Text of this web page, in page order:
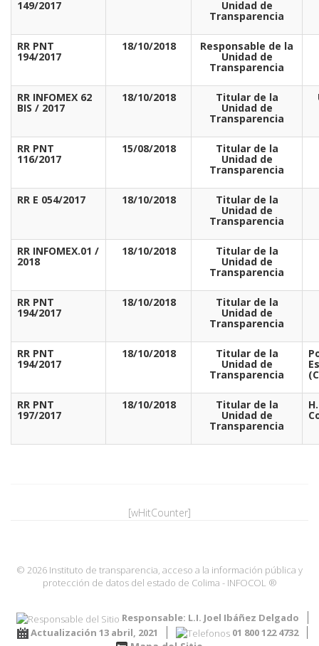
149/2017 Unidad de
Transparencia
RR PNT
194/2017
18/10/2018 Responsable de la
Unidad de
Transparencia
RR INFOMEX 62
BIS / 2017
18/10/2018 Titular de la
Unidad de
Transparencia
RR PNT
116/2017
15/08/2018 Titular de la
Unidad de
Transparencia
RR E 054/2017 18/10/2018 Titular de la
Unidad de
Transparencia
RR INFOMEX.01 /
2018
18/10/2018 Titular de la
Unidad de
Transparencia
RR PNT
194/2017
18/10/2018 Titular de la
Unidad de
Transparencia
RR PNT
194/2017
18/10/2018 Titular de la
Unidad de
Transparencia
RR PNT
197/2017
18/10/2018 Titular de la
Unidad de
Transparencia
[wHitCounter]
© 2026 Instituto de transparencia, acceso a la información pública y
protección de datos del estado de Colima - INFOCOL ®
Responsable: L.I. Joel Ibáñez Delgado
Actualización 13 abril, 2021
01 800 122 4732